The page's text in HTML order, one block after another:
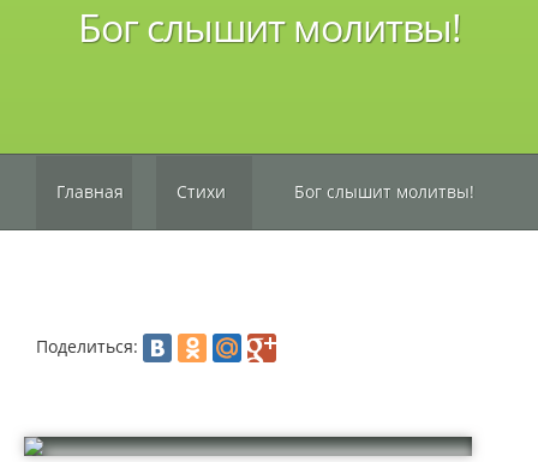
Бог слышит молитвы!
Главная Стихи Бог слышит молитвы!
Поделиться: